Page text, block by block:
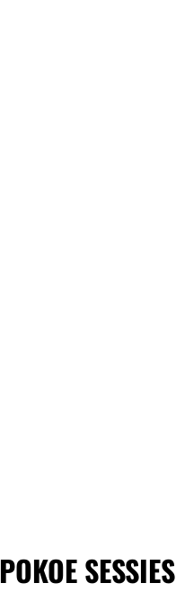
POKOE SESSIES